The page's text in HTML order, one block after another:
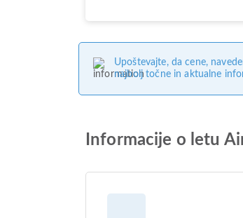
Upoštevajte, da cene,
najbolj točne in aktualne
Informacije o letu